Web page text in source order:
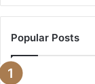
Popular Posts